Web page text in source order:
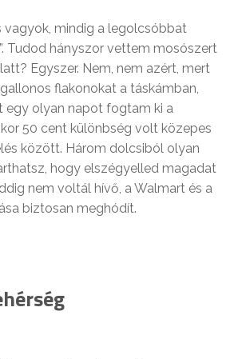
vagyok, mindig a legolcsóbbat
Tudod hányszor vettem mosószert
Egyszer. Nem, nem azért, mert
flakonokat a táskámban,
egy olyan napot fogtam ki a
50 cent különbség volt közepes
között. Három dolcsiból olyan
hogy elszégyelled magadat
nem voltál hívő, a Walmart és a
biztosan meghódít.